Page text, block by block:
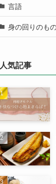
言語
身の回りのも
人気記事